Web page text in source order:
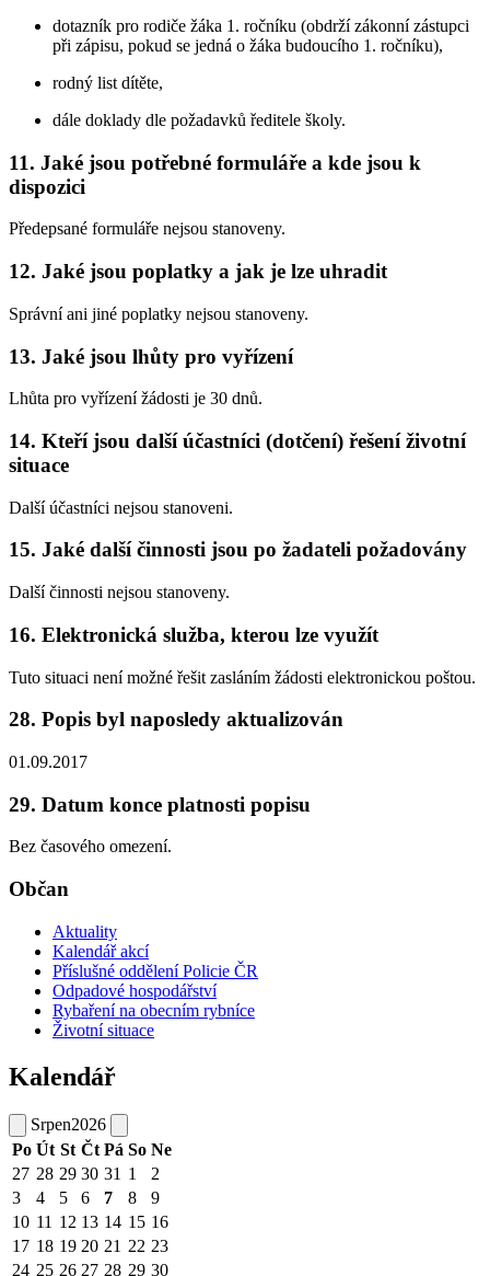
dotazník pro rodiče žáka 1. ročníku (obdrží zákonní zástupci
při zápisu, pokud se jedná o žáka budoucího 1. ročníku),
rodný list dítěte,
dále doklady dle požadavků ředitele školy.
11. Jaké jsou potřebné formuláře a kde jsou k
dispozici
Předepsané formuláře nejsou stanoveny.
12. Jaké jsou poplatky a jak je lze uhradit
Správní ani jiné poplatky nejsou stanoveny.
13. Jaké jsou lhůty pro vyřízení
Lhůta pro vyřízení žádosti je 30 dnů.
14. Kteří jsou další účastníci (dotčení) řešení životní
situace
Další účastníci nejsou stanoveni.
15. Jaké další činnosti jsou po žadateli požadovány
Další činnosti nejsou stanoveny.
16. Elektronická služba, kterou lze využít
Tuto situaci není možné řešit zasláním žádosti elektronickou poštou.
28. Popis byl naposledy aktualizován
01.09.2017
29. Datum konce platnosti popisu
Bez časového omezení.
Občan
Aktuality
Kalendář akcí
Příslušné oddělení Policie ČR
Odpadové hospodářství
Rybaření na obecním rybníce
Životní situace
Kalendář
Srpen2026
Po Út St Čt Pá So Ne
27 28 29 30 31 1
2
3
4 5 6 7 8
9
10 11 12 13 14 15 16
17 18 19 20 21 22 23
24 25 26 27 28 29 30